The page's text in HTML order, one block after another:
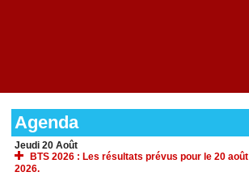
Agenda
Jeudi 20 Août
BTS 2026 : Les résultats prévus pour le 20 août
2026.